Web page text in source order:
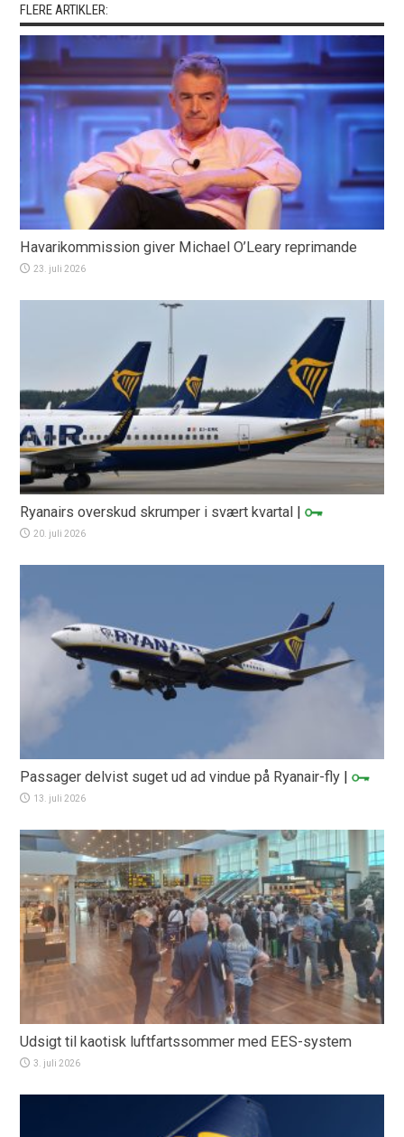
FLERE ARTIKLER:
Havarikommission giver Michael O’Leary reprimande
23. juli 2026
Ryanairs overskud skrumper i svært kvartal |
20. juli 2026
Passager delvist suget ud ad vindue på Ryanair-fly |
13. juli 2026
Udsigt til kaotisk luftfartssommer med EES-system
3. juli 2026